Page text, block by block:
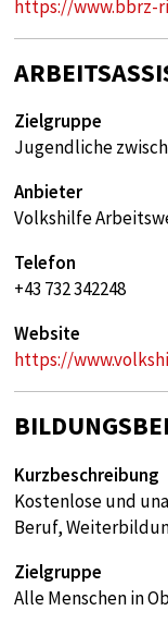
https://www.bbrz-
Zielgruppe
Jugendliche
Anbieter
Volkshilfe
Telefon
+43 732 342248
Website
https://
Kurzbeschreibung
Kostenlose und
Beruf,
Zielgruppe
Alle Menschen in